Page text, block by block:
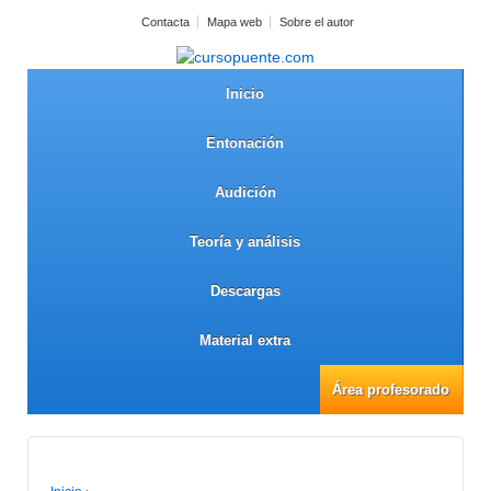
Contacta Mapa web Sobre el autor
Inicio
Entonación
Audición
Teoría y análisis
Descargas
Material extra
Área profesorado